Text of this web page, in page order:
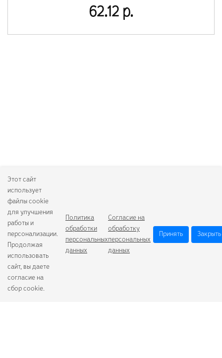
62.12 р.
Этот сайт
использует
файлы cookie
для улучшения
работы и
персонализации.
Продолжая
использовать
сайт, вы даете
согласие на
сбор cookie.
Политика
обработки
персональных
данных
Согласие на
обработку
персональных
данных
Принять Закрыть